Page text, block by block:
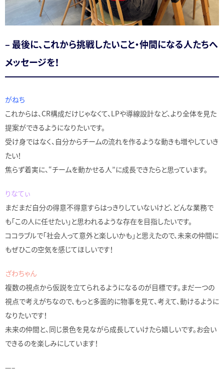
– 最後に、これから挑戦したいこと・仲間になる人たちへ
メッセージを！
がねち
これからは、CR構成だけじゃなくて、LPや導線設計など、より全体を見た
提案ができるようになりたいです。
受け身ではなく、自分からチームの流れを作るような動きも増やしていき
たい！
焦らず着実に、“チームを動かせる人”に成長できたらと思っています。
りなてぃ
まだまだ自分の得意不得意すらはっきりしていないけど、どんな業務で
も「この人に任せたい」と思われるような存在を目指したいです。
ココラブルで「社会人って意外と楽しいかも」と思えたので、未来の仲間に
もぜひこの空気を感じてほしいです！
ざわちゃん
複数の視点から仮説を立てられるようになるのが目標です。まだ一つの
視点で考えがちなので、もっと多面的に物事を見て、考えて、動けるように
なりたいです！
未来の仲間と、同じ景色を見ながら成長していけたら嬉しいです。お会い
できるのを楽しみにしています！
—–